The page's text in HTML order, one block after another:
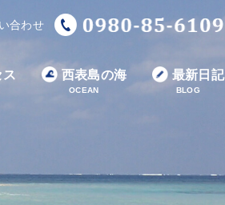
合わせ
西表島の海
OCEAN
最新日記
BLOG